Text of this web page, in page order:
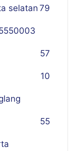
selatan 79
57
10
55